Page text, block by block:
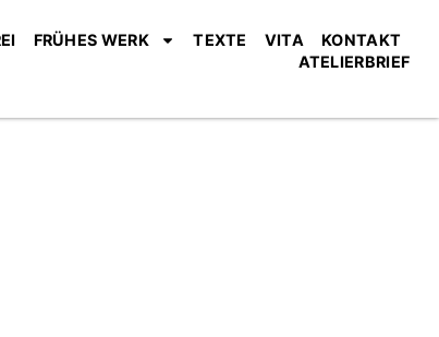
FRÜHES WERK TEXTE VITA
KONTAKT
ATELIERBRIEF